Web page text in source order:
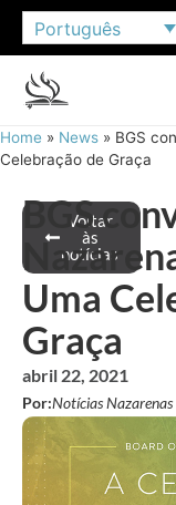
Português
Home » News » BGS
Celebração de Graça
Voltar
às
notícias
BGS
Uma
Graça
abril 22, 2021
Por:Notícias Nazarenas